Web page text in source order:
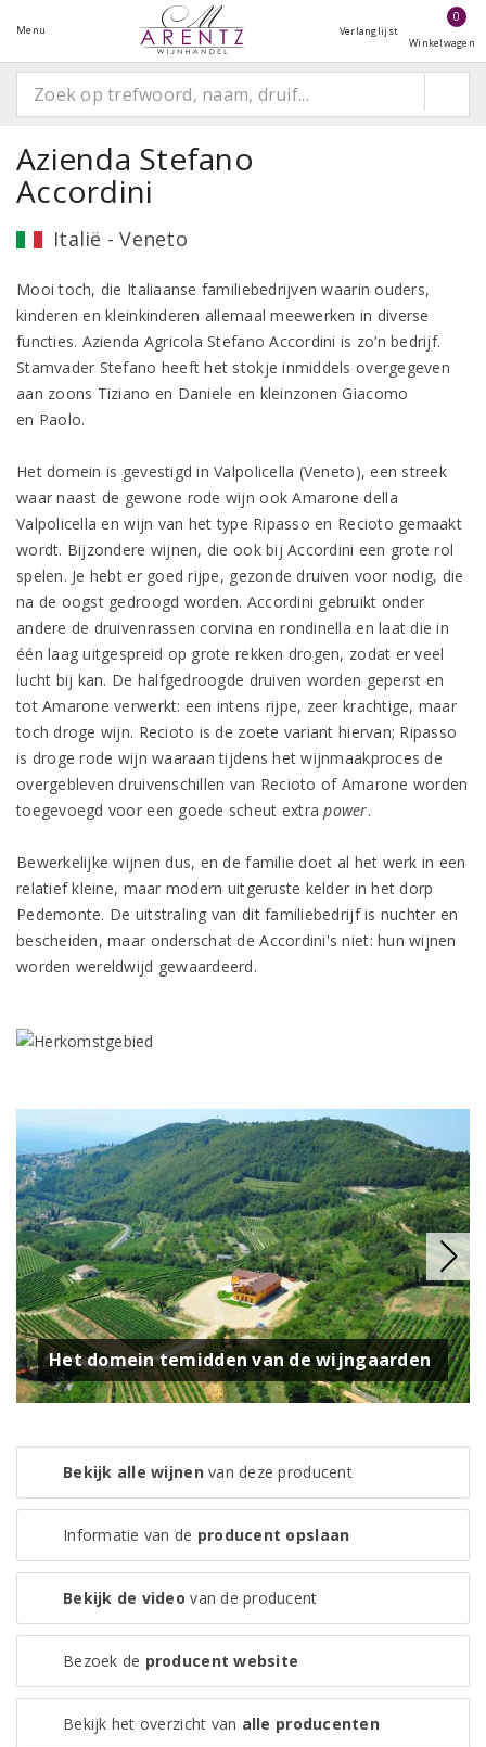
Menu Verlanglijst
0
Winkelwagen
Azienda Stefano
Accordini
Italië - Veneto
Mooi toch, die Italiaanse familiebedrijven waarin ouders,
kinderen en kleinkinderen allemaal meewerken in diverse
functies. Azienda Agricola Stefano Accordini is zo’n bedrijf.
Stamvader Stefano heeft het stokje inmiddels overgegeven
aan zoons Tiziano en Daniele en kleinzonen Giacomo
en Paolo.
Het domein is gevestigd in Valpolicella (Veneto), een streek
waar naast de gewone rode wijn ook Amarone della
Valpolicella en wijn van het type Ripasso en Recioto gemaakt
wordt. Bijzondere wijnen, die ook bij Accordini een grote rol
spelen. Je hebt er goed rijpe, gezonde druiven voor nodig, die
na de oogst gedroogd worden. Accordini gebruikt onder
andere de druivenrassen corvina en rondinella en laat die in
één laag uitgespreid op grote rekken drogen, zodat er veel
lucht bij kan. De halfgedroogde druiven worden geperst en
tot Amarone verwerkt: een intens rijpe, zeer krachtige, maar
toch droge wijn. Recioto is de zoete variant hiervan; Ripasso
is droge rode wijn waaraan tijdens het wijnmaakproces de
overgebleven druivenschillen van Recioto of Amarone worden
toegevoegd voor een goede scheut extrapower.
Bewerkelijke wijnen dus, en de familie doet al het werk in een
relatief kleine, maar modern uitgeruste kelder in het dorp
Pedemonte. De uitstraling van dit familiebedrijf is nuchter en
bescheiden, maar onderschat de Accordini's niet: hun wijnen
worden wereldwijd gewaardeerd.
Het domein temidden van de wijngaarden
Bekijk alle wijnenvan deze producent
Informatie van de producent opslaan
Bekijk de video van de producent
Bezoek de producent website
Bekijk het overzicht van alle producenten